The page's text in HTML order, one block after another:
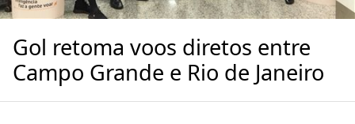
Gol retoma voos diretos entre
Campo Grande e Rio de Janeiro